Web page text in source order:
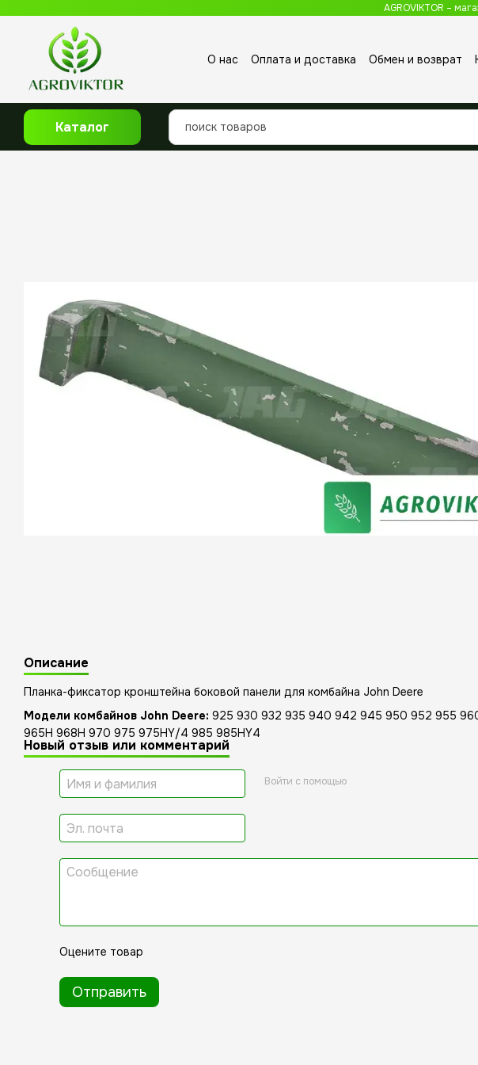
AGROVIKTOR –
О нас Оплата и доставка Обмен и возврат
Каталог
Описание
Планка-фиксатор кронштейна боковой панели для комбайна John Deere
Модели комбайнов John Deere: 925 930 932 935 940 942 945 950 952 955
965H 968H 970 975 975HY/4 985 985HY4
Новый отзыв или комментарий
Войти с помощью
Оцените товар
Отправить